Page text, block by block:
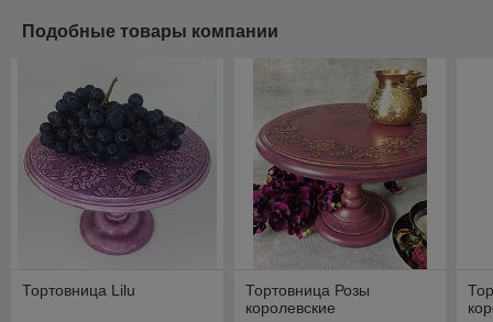
Подобные товары компании
Тортовница Lilu
Тортовница Розы
королевские